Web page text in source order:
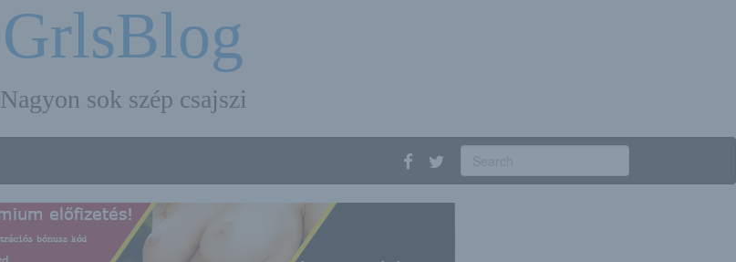
GrlsBlog
Nagyon sok szép csajszi